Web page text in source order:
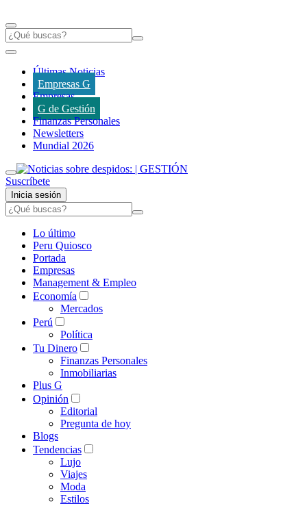
Últimas Noticias
Empresas G
Empresas
G de Gestión
Finanzas Personales
Newsletters
Mundial 2026
Suscríbete
Inicia sesión
Lo último
Peru Quiosco
Portada
Empresas
Management & Empleo
Economía
Mercados
Perú
Política
Tu Dinero
Finanzas Personales
Inmobiliarias
Plus G
Opinión
Editorial
Pregunta de hoy
Blogs
Tendencias
Lujo
Viajes
Moda
Estilos